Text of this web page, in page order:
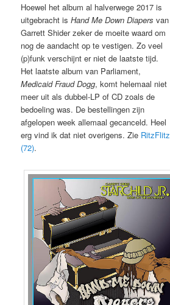
Hoewel het album al halverwege 2017 is
uitgebracht isHand Me Down Diapers van
Garrett Shider zeker de moeite waard om
nog de aandacht op te vestigen. Zo veel
(p)funk verschijnt er niet de laatste tijd.
Het laatste album van Parliament,
Medicaid Fraud Dogg, komt helemaal niet
meer uit als dubbel-LP of CD zoals de
bedoeling was. De bestellingen zijn
afgelopen week allemaal gecanceld. Heel
erg vind ik dat niet overigens. Zie RitzFlitz
(72).